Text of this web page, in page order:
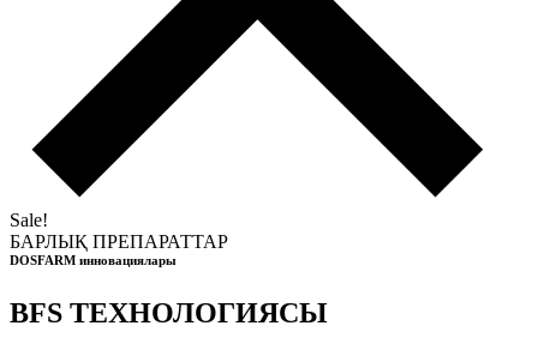
Sale!
БАРЛЫҚ ПРЕПАРАТТАР
DOSFARM инновациялары
BFS ТЕХНОЛОГИЯСЫ